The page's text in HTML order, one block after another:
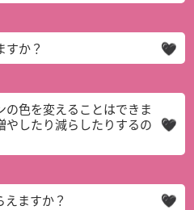
すか？
の色を変えることはできま
やしたり減らしたりするの
ますか？